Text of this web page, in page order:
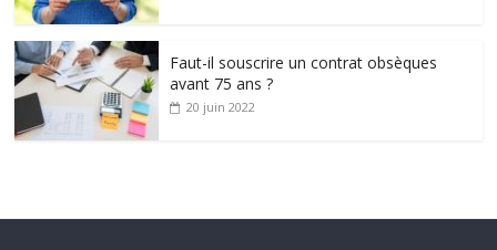
Faut-il souscrire un contrat obsèques
avant 75 ans ?
20 juin 2022